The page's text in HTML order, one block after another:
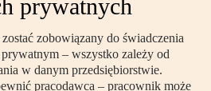
prywatnych
zobowiązany do świadczenia
– wszystko zależy od
w danym przedsiębiorstwie.
pracodawca – pracownik może